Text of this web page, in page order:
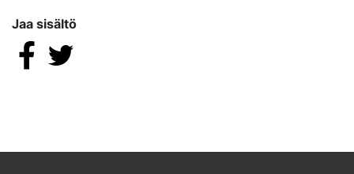
Jaa sisältö
Jaa Facebookissa
Jaa Twitterissä